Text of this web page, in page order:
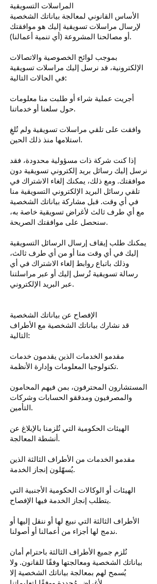
المراسلات التسويقية
الأساس القانوني لمعالجة بياناتك الشخصية
لإرسال مراسلات تسويقية إليك هو موافقتك
أو مصالحنا المشروعة (أي تنمية أعمالنا).
بموجب لوائح الخصوصية والاتصالات
الإلكترونية، قد نرسل إليك مراسلات تسويقية
في الحالات التالية:
أجريت عملية شراء أو طلبت منا معلومات
حول سلعنا أو خدماتنا.
وافقت على تلقي مراسلات تسويقية ولم تُلغِ
استلامها منذ ذلك الحين.
إذا كنت شركة ذات مسؤولية محدودة، فقد
نرسل إليك رسائل بريد إلكتروني تسويقية دون
موافقتك. ومع ذلك، يمكنك إلغاء الاشتراك في
تلقي رسائل البريد الإلكتروني التسويقية منا
في أي وقت. قبل مشاركة بياناتك الشخصية
مع أي طرف ثالث لأغراض تسويقية خاصة به،
سنحصل على موافقتك الصريحة.
يمكنك طلب إيقاف إرسال الرسائل التسويقية
إليك في أي وقت منا أو من أي طرف ثالث،
وذلك باتباع روابط إلغاء الاشتراك في أي
رسالة تسويقية تُرسل إليك أو عبر مراسلتنا
عبر البريد الإلكتروني.
الإفصاح عن بياناتك الشخصية
قد نشارك بياناتك الشخصية مع الأطراف
التالية:
مقدمو الخدمات الذين يقدمون خدمات
تكنولوجيا المعلومات وإدارة الأنظمة.
المستشارون المحترفون، بمن فيهم المحامون
والمصرفيون ومدققو الحسابات وشركات
التأمين.
الهيئات الحكومية التي تُلزمنا بالإبلاغ عن
أنشطة المعالجة.
مقدمو الخدمات من الأطراف الثالثة الذين
يُسهّلون إنجاز الخدمة.
الهيئات أو الوكالات الحكومية الأجنبية التي
يتطلب إنجاز الخدمة فيها الإفصاح.
الأطراف الثالثة التي نبيع لها أو ننقل إليها أو
ندمج لها أجزاء من أعمالنا أو أصولنا.
نُلزم جميع الأطراف الثالثة باحترام أمان
بياناتك الشخصية ومعالجتها وفقًا للقانون. ولا
يُسمح لهم بمعالجة بياناتك الشخصية إلا